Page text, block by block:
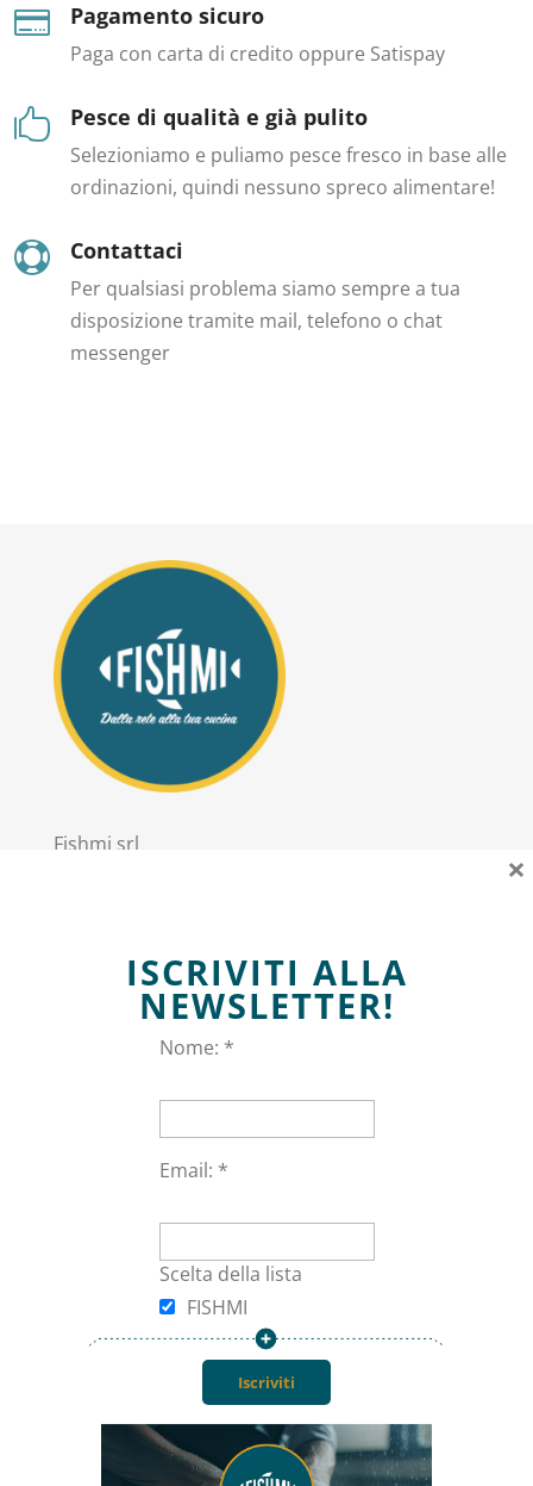
 Pagamento sicuro
Paga con carta di credito oppure Satispay
 Pesce di qualità e già pulito
Selezioniamo e puliamo pesce fresco in base alle
ordinazioni, quindi nessuno spreco alimentare!
 Contattaci
Per qualsiasi problema siamo sempre a tua
disposizione tramite mail, telefono o chat
messenger
Fishmi srl
Informazioni
Carrello
ISCRIVITI ALLA
NEWSLETTER!
Nome: *
Email: *
Scelta della lista
FISHMI
×